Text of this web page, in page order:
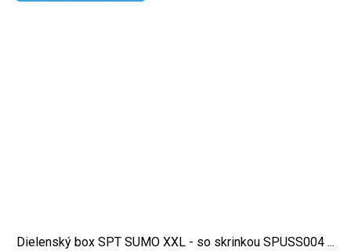
Dielenský box SPT SUMO XXL - so skrinkou SPUSS004 ...